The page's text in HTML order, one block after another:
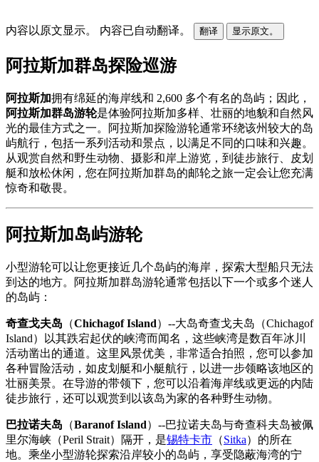
内容以原文显示。 内容已自动翻译。 翻译 显示原文。
阿拉斯加群岛探险巡游
阿拉斯加拥有绵延的海岸线和 2,600 多个有名的岛屿；因此，
阿拉斯加群岛游轮是体验阿拉斯加多样、壮丽的地貌和自然风
光的最佳方式之一。阿拉斯加探险游轮通常环绕该州较大的岛
屿航行，包括一系列活动和景点，以满足不同的口味和兴趣。
从观赏自然和野生动物、摄影和岸上游览，到徒步旅行、皮划
艇和放松休闲，您在阿拉斯加群岛的邮轮之旅一定会让您充满
惊奇和敬畏。
阿拉斯加岛屿游轮
小型游轮可以让您更接近几个岛屿的海岸，探索大型船只无法
到达的地方。阿拉斯加群岛游轮通常包括以下一个或多个迷人
的岛屿：
奇查戈夫岛 （Chichagof Island）--大岛奇查戈夫岛（Chichagof
Island）以其跌宕起伏的峡湾而闻名，这些峡湾是数百年冰川
活动凿出的通道。这里风景优美，非常适合拍照，您可以参加
各种冒险活动，如皮划艇和小艇航行，以进一步领略该地区的
壮丽美景。在导游的带领下，您可以沿着海岸线或更远的内陆
徒步旅行，还可以观赏到以该岛为家的各种野生动物。
巴拉诺夫岛 （Baranof Island）--巴拉诺夫岛与奇查科夫岛被佩
里尔海峡（Peril Strait）隔开，是锡特卡市 （Sitka）的所在
地。乘坐小型游轮探索沿岸较小的岛屿，享受隐蔽海湾的宁